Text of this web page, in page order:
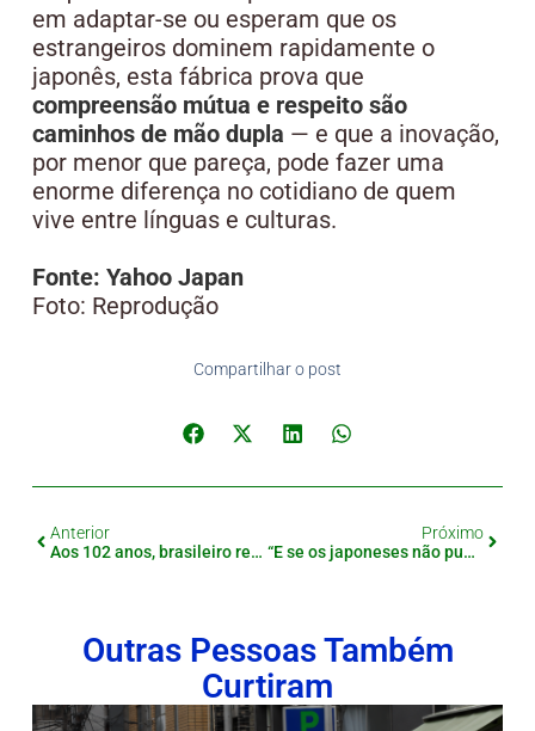
em adaptar-se ou esperam que os
estrangeiros dominem rapidamente o
japonês, esta fábrica prova que
compreensão mútua e respeito são
caminhos de mão dupla — e que a inovação,
por menor que pareça, pode fazer uma
enorme diferença no cotidiano de quem
vive entre línguas e culturas.
Fonte: Yahoo Japan
Foto: Reprodução
Compartilhar o post
Anterior
Aos 102 anos, brasileiro renova habilitação e desafia estigmas sobre envelhecimento e direção
Próximo
“E se os japoneses não puderem mais viver no Japão?”: ator alerta para aumento de preços causado por estrangeiros ricos
Outras Pessoas Também
Curtiram